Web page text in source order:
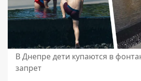
В Днепре дети купаются в
запрет